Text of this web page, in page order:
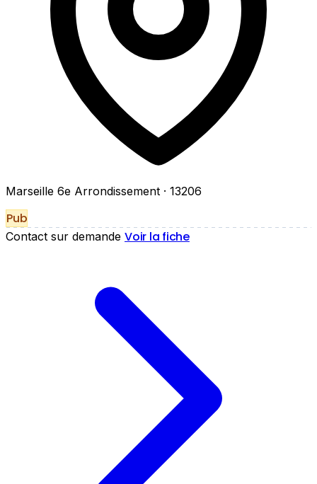
Marseille 6e Arrondissement · 13206
Pub
Contact sur demande Voir la fiche